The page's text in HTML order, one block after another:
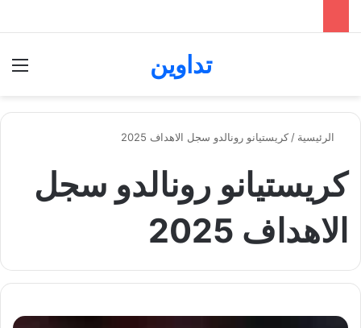
تداوين
الرئيسية / كريستيانو رونالدو سجل الاهداف 2025
كريستيانو رونالدو سجل
الاهداف 2025